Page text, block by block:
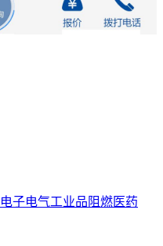
电子电气工业品 阻燃医药